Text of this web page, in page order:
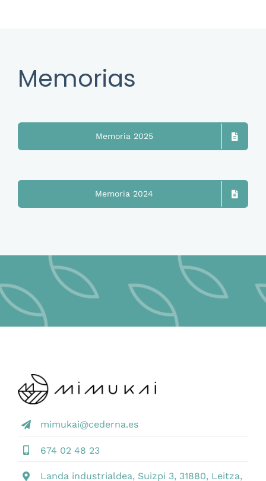
Memorias
Memoria 2025
Memoria 2024
mimukai@cederna.es
674 02 48 23
Landa industrialdea, Suizpi 3, 31880, Leitza,